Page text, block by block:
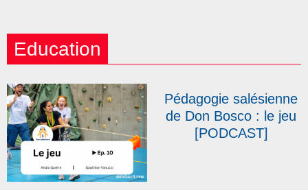
Education
Pédagogie salésienne
de Don Bosco : le jeu
[PODCAST]